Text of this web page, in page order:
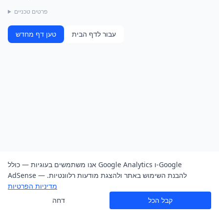
פרטים טכניים
טען דף מחדש עבור לדף הבית
אנו משתמשים בעוגיות — כולל Google Analytics ו-Google
AdSense — להבנת השימוש באתר ולהצגת מודעות רלוונטיות.
מדיניות הפרטיות
דחה
קבל הכל